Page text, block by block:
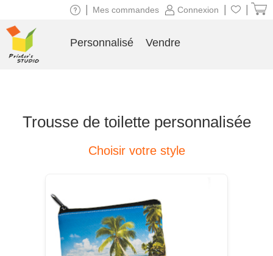
Trousse de toilette personnalisée
Choisir votre style
Connexion
Mes commandes
Personnalisé Vendre